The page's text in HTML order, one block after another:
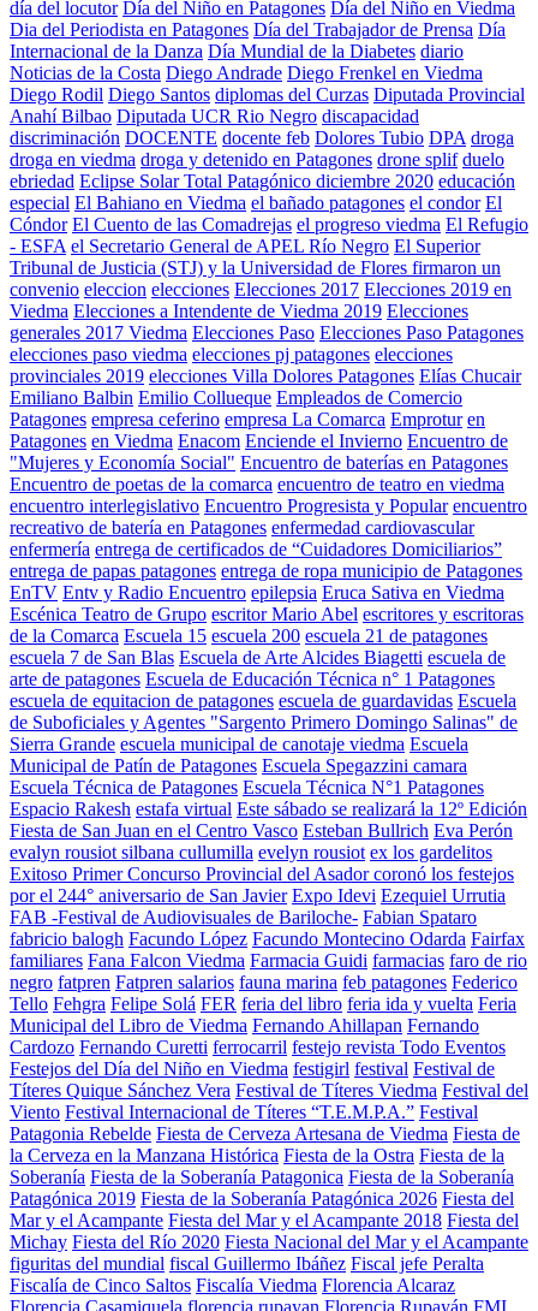
día del locutor Día del Niño en Patagones Día del Niño en Viedma
Dia del Periodista en Patagones Día del Trabajador de Prensa Día
Internacional de la Danza Día Mundial de la Diabetes diario
Noticias de la Costa Diego Andrade Diego Frenkel en Viedma
Diego Rodil Diego Santos diplomas del Curzas Diputada Provincial
Anahí Bilbao Diputada UCR Rio Negro discapacidad
discriminación DOCENTE docente feb Dolores Tubio DPA droga
droga en viedma droga y detenido en Patagones drone splif duelo
ebriedad Eclipse Solar Total Patagónico diciembre 2020 educación
especial El Bahiano en Viedma el bañado patagones el condor El
Cóndor El Cuento de las Comadrejas el progreso viedma El Refugio
- ESFA el Secretario General de APEL Río Negro El Superior
Tribunal de Justicia (STJ) y la Universidad de Flores firmaron un
convenio eleccion elecciones Elecciones 2017 Elecciones 2019 en
Viedma Elecciones a Intendente de Viedma 2019 Elecciones
generales 2017 Viedma Elecciones Paso Elecciones Paso Patagones
elecciones paso viedma elecciones pj patagones elecciones
provinciales 2019 elecciones Villa Dolores Patagones Elías Chucair
Emiliano Balbin Emilio Collueque Empleados de Comercio
Patagones empresa ceferino empresa La Comarca Emprotur en
Patagones en Viedma Enacom Enciende el Invierno Encuentro de
"Mujeres y Economía Social" Encuentro de baterías en Patagones
Encuentro de poetas de la comarca encuentro de teatro en viedma
encuentro interlegislativo Encuentro Progresista y Popular encuentro
recreativo de batería en Patagones enfermedad cardiovascular
enfermería entrega de certificados de “Cuidadores Domiciliarios”
entrega de papas patagones entrega de ropa municipio de Patagones
EnTV Entv y Radio Encuentro epilepsia Eruca Sativa en Viedma
Escénica Teatro de Grupo escritor Mario Abel escritores y escritoras
de la Comarca Escuela 15 escuela 200 escuela 21 de patagones
escuela 7 de San Blas Escuela de Arte Alcides Biagetti escuela de
arte de patagones Escuela de Educación Técnica n° 1 Patagones
escuela de equitacion de patagones escuela de guardavidas Escuela
de Suboficiales y Agentes "Sargento Primero Domingo Salinas" de
Sierra Grande escuela municipal de canotaje viedma Escuela
Municipal de Patín de Patagones Escuela Spegazzini camara
Escuela Técnica de Patagones Escuela Técnica N°1 Patagones
Espacio Rakesh estafa virtual Este sábado se realizará la 12º Edición
Fiesta de San Juan en el Centro Vasco Esteban Bullrich Eva Perón
evalyn rousiot silbana cullumilla evelyn rousiot ex los gardelitos
Exitoso Primer Concurso Provincial del Asador coronó los festejos
por el 244° aniversario de San Javier Expo Idevi Ezequiel Urrutia
FAB -Festival de Audiovisuales de Bariloche- Fabian Spataro
fabricio balogh Facundo López Facundo Montecino Odarda Fairfax
familiares Fana Falcon Viedma Farmacia Guidi farmacias faro de rio
negro fatpren Fatpren salarios fauna marina feb patagones Federico
Tello Fehgra Felipe Solá FER feria del libro feria ida y vuelta Feria
Municipal del Libro de Viedma Fernando Ahillapan Fernando
Cardozo Fernando Curetti ferrocarril festejo revista Todo Eventos
Festejos del Día del Niño en Viedma festigirl festival Festival de
Títeres Quique Sánchez Vera Festival de Títeres Viedma Festival del
Viento Festival Internacional de Títeres “T.E.M.P.A.” Festival
Patagonia Rebelde Fiesta de Cerveza Artesana de Viedma Fiesta de
la Cerveza en la Manzana Histórica Fiesta de la Ostra Fiesta de la
Soberanía Fiesta de la Soberanía Patagonica Fiesta de la Soberanía
Patagónica 2019 Fiesta de la Soberanía Patagónica 2026 Fiesta del
Mar y el Acampante Fiesta del Mar y el Acampante 2018 Fiesta del
Michay Fiesta del Río 2020 Fiesta Nacional del Mar y el Acampante
figuritas del mundial fiscal Guillermo Ibáñez Fiscal jefe Peralta
Fiscalía de Cinco Saltos Fiscalía Viedma Florencia Alcaraz
Florencia Casamiquela florencia rupayan Florencia Rupayán FMI